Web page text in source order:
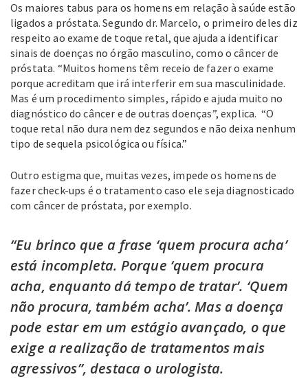
Os maiores tabus para os homens em relação à saúde estão
ligados a próstata. Segundo dr. Marcelo, o primeiro deles diz
respeito ao exame de toque retal, que ajuda a identificar
sinais de doenças no órgão masculino, como o câncer de
próstata. “Muitos homens têm receio de fazer o exame
porque acreditam que irá interferir em sua masculinidade.
Mas é um procedimento simples, rápido e ajuda muito no
diagnóstico do câncer e de outras doenças”, explica. “O
toque retal não dura nem dez segundos e não deixa nenhum
tipo de sequela psicológica ou física.”
Outro estigma que, muitas vezes, impede os homens de
fazer check-ups é o tratamento caso ele seja diagnosticado
com câncer de próstata, por exemplo.
“Eu brinco que a frase ‘quem procura acha’
está incompleta. Porque ‘quem procura
acha, enquanto dá tempo de tratar’. ‘Quem
não procura, também acha’. Mas a doença
pode estar em um estágio avançado, o que
exige a realização de tratamentos mais
agressivos”, destaca o urologista.